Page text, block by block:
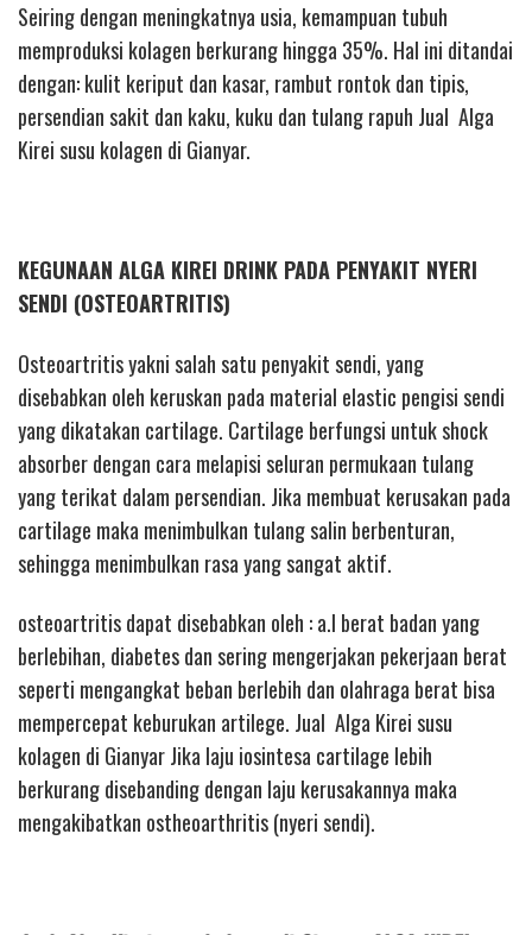
Seiring dengan meningkatnya usia, kemampuan tubuh
memproduksi kolagen berkurang hingga 35%. Hal ini ditandai
dengan: kulit keriput dan kasar, rambut rontok dan tipis,
persendian sakit dan kaku, kuku dan tulang rapuh Jual Alga
Kirei susu kolagen di Gianyar.
KEGUNAAN ALGA KIREI DRINK PADA PENYAKIT NYERI
SENDI (OSTEOARTRITIS)
Osteoartritis yakni salah satu penyakit sendi, yang
disebabkan oleh keruskan pada material elastic pengisi sendi
yang dikatakan cartilage. Cartilage berfungsi untuk shock
absorber dengan cara melapisi seluran permukaan tulang
yang terikat dalam persendian. Jika membuat kerusakan pada
cartilage maka menimbulkan tulang salin berbenturan,
sehingga menimbulkan rasa yang sangat aktif.
osteoartritis dapat disebabkan oleh : a.l berat badan yang
berlebihan, diabetes dan sering mengerjakan pekerjaan berat
seperti mengangkat beban berlebih dan olahraga berat bisa
mempercepat keburukan artilege. Jual Alga Kirei susu
kolagen di Gianyar Jika laju iosintesa cartilage lebih
berkurang disebanding dengan laju kerusakannya maka
mengakibatkan ostheoarthritis (nyeri sendi).